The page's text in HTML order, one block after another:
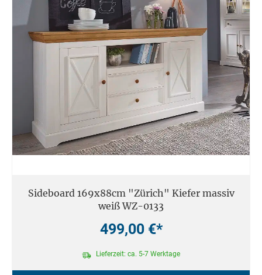
Sideboard 169x88cm "Zürich" Kiefer massiv
weiß WZ-0133
499,00 €*
Lieferzeit: ca. 5-7 Werktage